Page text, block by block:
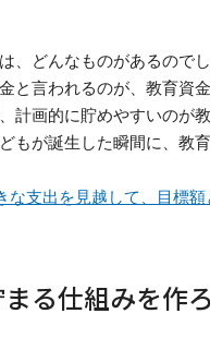
、どんなものがあるので
と言われるのが、教育資
計画的に貯めやすいのが教
もが誕生した瞬間に、教
な支出を見越して、目標額
る仕組みを作